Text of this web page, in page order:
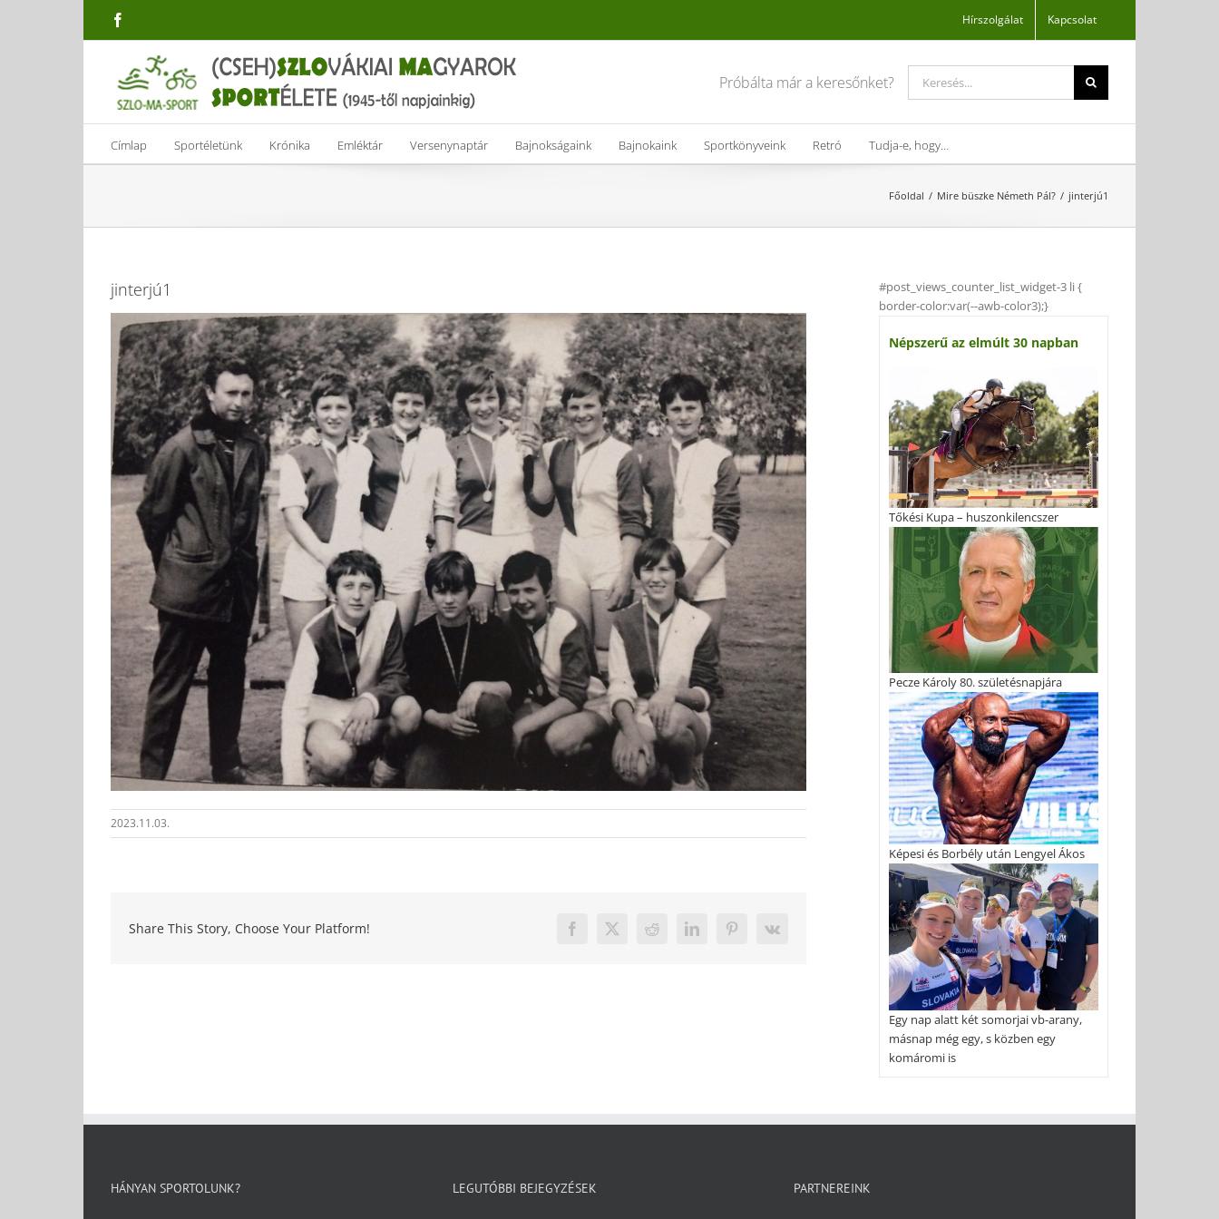
Hírszolgálat Kapcsolat
Próbálta már a keresőnket?
for:
Címlap Sportéletünk Krónika Emléktár Versenynaptár Bajnokságaink Bajnokaink Sportkönyveink Retró Tudja-e, hogy…
Főoldal Mire büszke Németh Pál? jinterjú1
jinterjú1
2023.11.03.
Share This Story, Choose Your Platform! Facebook
X Reddit LinkedInPinterest
Vk
#post_views_counter_list_widget-3 li {
border-color:var(--awb-color3);}
Népszerű az elmúlt 30 napban
Tőkési Kupa – huszonkilencszer
Pecze Károly 80. születésnapjára
Képesi és Borbély után Lengyel Ákos
Egy nap alatt két somorjai vb-arany,
másnap még egy, s közben egy
komáromi is
HÁNYAN SPORTOLUNK? LEGUTÓBBI BEJEGYZÉSEK PARTNEREINK